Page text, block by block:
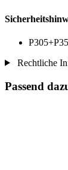
Rechtliche
Passend